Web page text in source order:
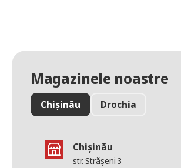
Magazinele noastre
Chișinău Drochia
Chișinău
str. Strășeni 3